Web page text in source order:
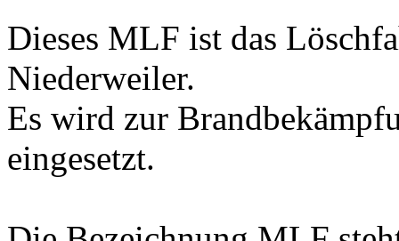
Dieses MLF ist das
Niederweiler.
Es wird zur
eingesetzt.